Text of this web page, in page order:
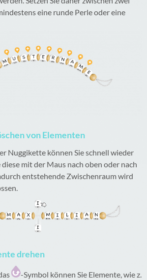
eine runde Perle oder eine
von Elementen
Nuggikette können Sie schnell wieder
mit der Maus nach oben oder nach
entstehende Zwischenraum wird
drehen
-Symbol können Sie Elemente, wie z.